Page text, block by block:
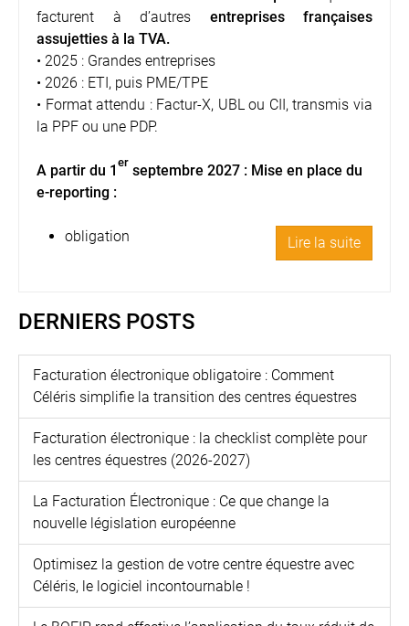
facturent à d’autres entreprises françaises
assujetties à la TVA.
• 2025 : Grandes entreprises
• 2026 : ETI, puis PME/TPE
• Format attendu : Factur-X, UBL ou CII, transmis via
la PPF ou une PDP.
A partir du 1 er septembre 2027 : Mise en place du
e-reporting :
obligation Lire la suite
DERNIERS POSTS
Facturation électronique obligatoire : Comment
Céléris simplifie la transition des centres équestres
Facturation électronique : la checklist complète pour
les centres équestres (2026-2027)
La Facturation Électronique : Ce que change la
nouvelle législation européenne
Optimisez la gestion de votre centre équestre avec
Céléris, le logiciel incontournable !